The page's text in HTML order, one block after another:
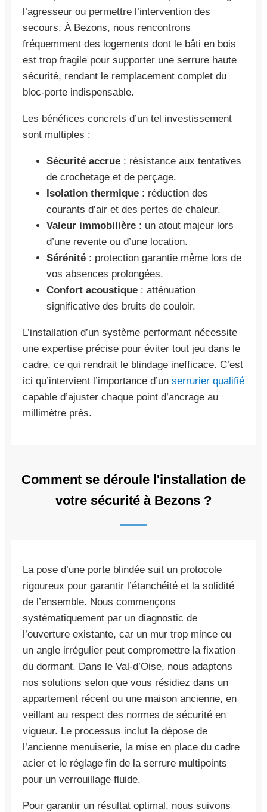
l’agresseur ou permettre l’intervention des
secours. À Bezons, nous rencontrons
fréquemment des logements dont le bâti en bois
est trop fragile pour supporter une serrure haute
sécurité, rendant le remplacement complet du
bloc-porte indispensable.
Les bénéfices concrets d’un tel investissement
sont multiples :
Sécurité accrue : résistance aux tentatives
de crochetage et de perçage.
Isolation thermique : réduction des
courants d’air et des pertes de chaleur.
Valeur immobilière : un atout majeur lors
d’une revente ou d’une location.
Sérénité : protection garantie même lors de
vos absences prolongées.
Confort acoustique : atténuation
significative des bruits de couloir.
L’installation d’un système performant nécessite
une expertise précise pour éviter tout jeu dans le
cadre, ce qui rendrait le blindage inefficace. C’est
ici qu’intervient l’importance d’un serrurier qualifié
capable d’ajuster chaque point d’ancrage au
millimètre près.
Comment se déroule l'installation de
votre sécurité à Bezons ?
La pose d’une porte blindée suit un protocole
rigoureux pour garantir l’étanchéité et la solidité
de l’ensemble. Nous commençons
systématiquement par un diagnostic de
l’ouverture existante, car un mur trop mince ou
un angle irrégulier peut compromettre la fixation
du dormant. Dans le Val-d’Oise, nous adaptons
nos solutions selon que vous résidiez dans un
appartement récent ou une maison ancienne, en
veillant au respect des normes de sécurité en
vigueur. Le processus inclut la dépose de
l’ancienne menuiserie, la mise en place du cadre
acier et le réglage fin de la serrure multipoints
pour un verrouillage fluide.
Pour garantir un résultat optimal, nous suivons